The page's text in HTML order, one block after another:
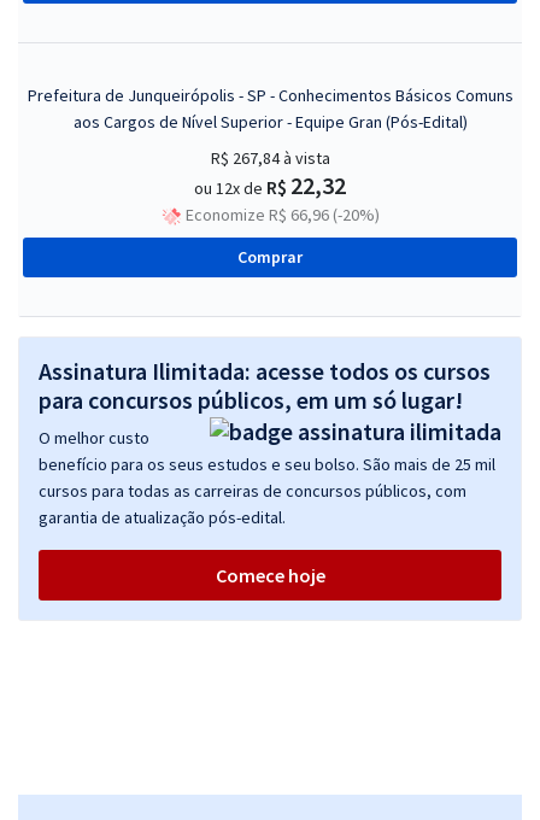
Prefeitura de Junqueirópolis - SP - Conhecimentos Básicos Comuns
aos Cargos de Nível Superior - Equipe Gran (Pós-Edital)
R$ 267,84à vista
ou 12x de R$ 22,32
Economize R$ 66,96 (-20%)
Comprar
Assinatura Ilimitada: acesse todos os cursos
para concursos públicos, em um só lugar!
O melhor custo
benefício para os seus estudos e seu bolso. São mais de 25 mil
cursos para todas as carreiras de concursos públicos, com
garantia de atualização pós-edital.
Comece hoje